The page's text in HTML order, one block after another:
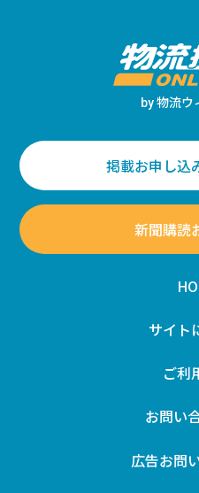
by物流ウ
掲載お申し込
新聞購読
サイト
ご利
お問い
広告お問